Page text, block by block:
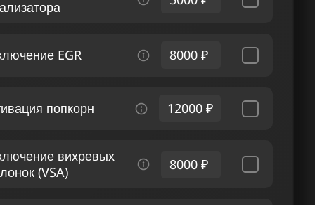
EGR 8000 ₽
попкорн 12000 ₽
вихревых
(VSA)
8000 ₽